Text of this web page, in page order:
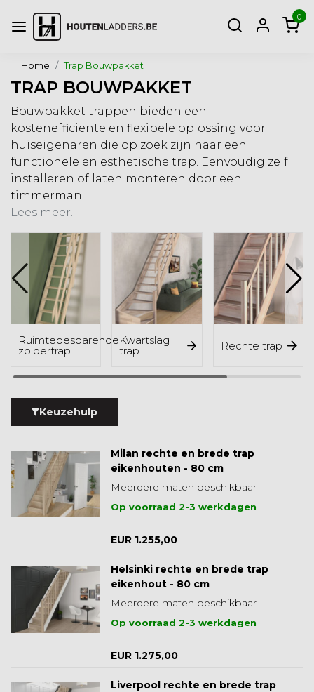
0
Home Trap Bouwpakket
TRAP BOUWPAKKET
Bouwpakket trappen bieden een
kostenefficiënte en flexibele oplossing voor
huiseigenaren die op zoek zijn naar een
functionele en esthetische trap. Eenvoudig zelf
installeren of laten monteren door een
timmerman.
Lees meer.
Ruimtebesparende
zoldertrap
Kwartslag
trap Rechte trap
Keuzehulp
Milan rechte en brede trap
eikenhouten - 80 cm
Meerdere maten beschikbaar
Op voorraad 2-3 werkdagen
EUR 1.255,00
Helsinki rechte en brede trap
eikenhout - 80 cm
Meerdere maten beschikbaar
Op voorraad 2-3 werkdagen
EUR 1.275,00
Liverpool rechte en brede trap